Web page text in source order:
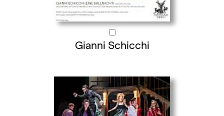
Gianni Schicchi